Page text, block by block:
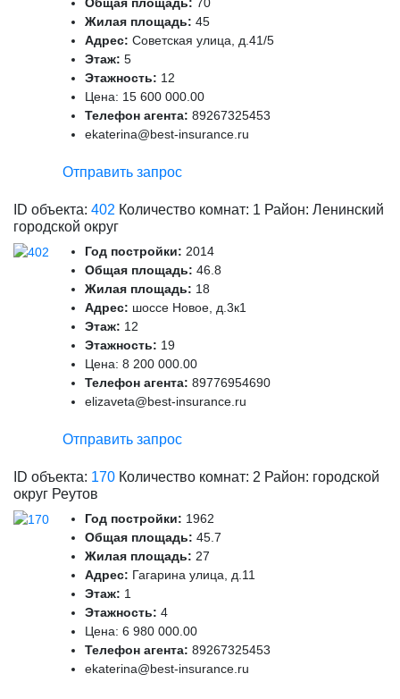
Жилая площадь: 45
Адрес: Советская улица, д.41/5
Этаж: 5
Этажность: 12
Цена: 15 600 000.00
Телефон агента: 89267325453
ekaterina@best-insurance.ru
Отправить запрос
ID объекта: 402 Количество комнат: 1 Район: Ленинский
городской округ
Год постройки: 2014
Общая площадь: 46.8
Жилая площадь: 18
Адрес: шоссе Новое, д.3к1
Этаж: 12
Этажность: 19
Цена: 8 200 000.00
Телефон агента: 89776954690
elizaveta@best-insurance.ru
Отправить запрос
ID объекта: 170 Количество комнат: 2 Район: городской
округ Реутов
Год постройки: 1962
Общая площадь: 45.7
Жилая площадь: 27
Адрес: Гагарина улица, д.11
Этаж: 1
Этажность: 4
Цена: 6 980 000.00
Телефон агента: 89267325453
ekaterina@best-insurance.ru